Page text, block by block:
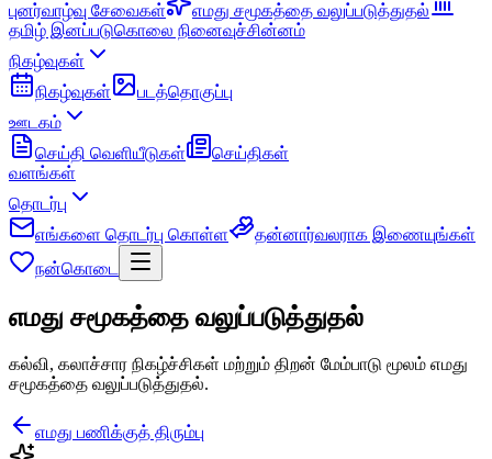
புனர்வாழ்வு சேவைகள்
எமது சமூகத்தை வலுப்படுத்துதல்
தமிழ் இனப்படுகொலை நினைவுச்சின்னம்
நிகழ்வுகள்
நிகழ்வுகள்
படத்தொகுப்பு
ஊடகம்
செய்தி வெளியீடுகள்
செய்திகள்
வளங்கள்
தொடர்பு
எங்களை தொடர்பு கொள்ள
தன்னார்வலராக இணையுங்கள்
நன்கொடை
எமது சமூகத்தை வலுப்படுத்துதல்
கல்வி, கலாச்சார நிகழ்ச்சிகள் மற்றும் திறன் மேம்பாடு மூலம் எமது
சமூகத்தை வலுப்படுத்துதல்.
எமது பணிக்குத் திரும்பு